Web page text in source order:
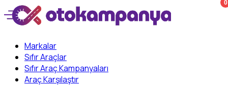
Markalar
Sıfır Araçlar
Sıfır Araç Kampanyaları
Araç Karşılaştır
0